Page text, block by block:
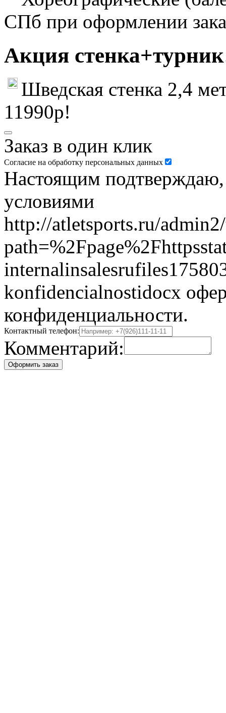
СПб при оформлении
Акция
Шведская стенка 2,4
11990р!
Заказ в один клик
Согласие на обработку персональных данных
Настоящим подтверждаю,
условиями
http://atletsports.ru/
konfidencialnostidocx
конфиденциальности.
Контактный телефон:
Комментарий:
Оформить заказ